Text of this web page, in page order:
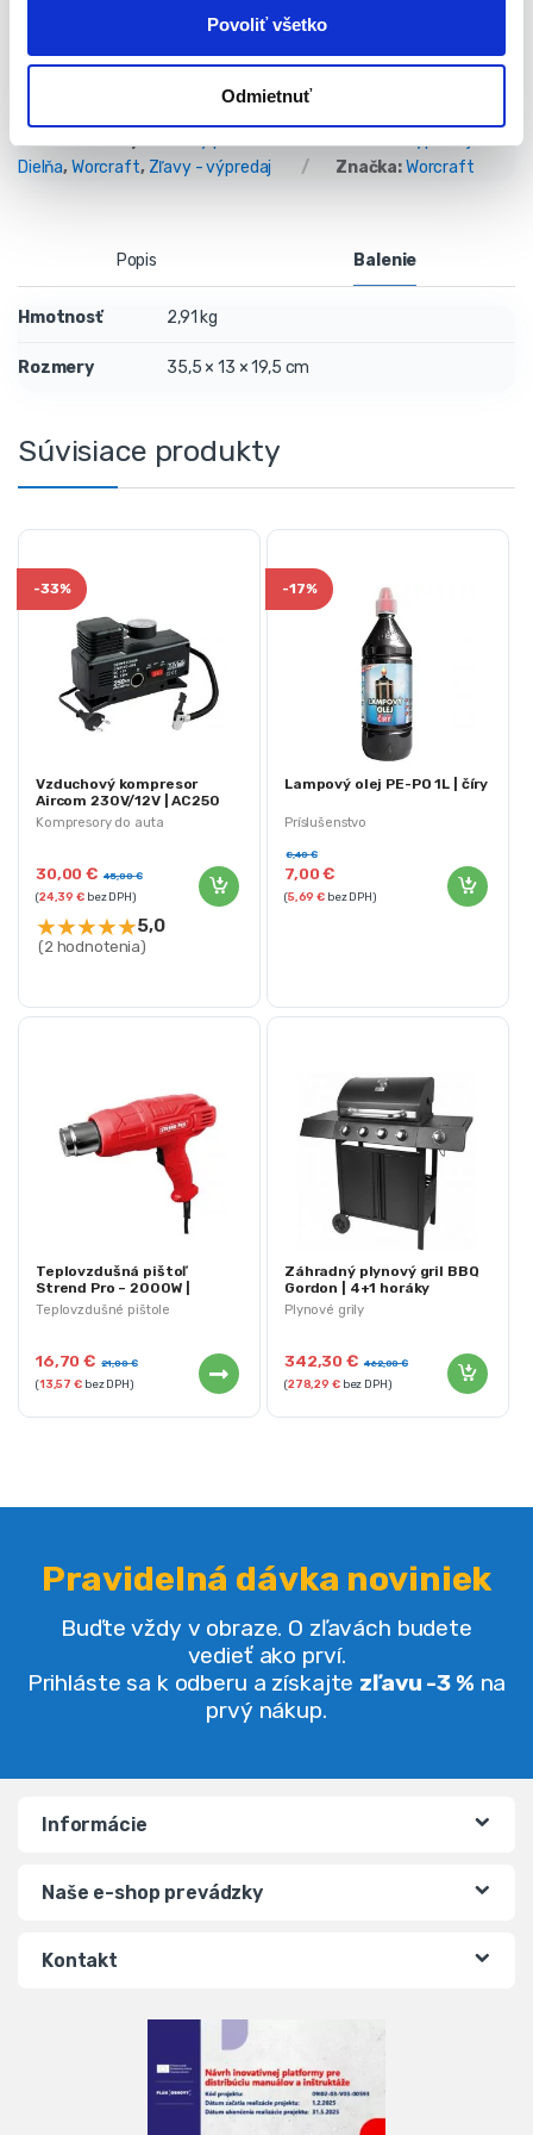
Povoliť všetko
Odmietnuť
Typ napájania: zo siete (230V)
Výrobca: Worcraft
Dielňa,Worcraft, Zľavy - výpredaj Značka:Worcraft
Popis Balenie
Hmotnosť 2,91 kg
Rozmery 35,5 × 13 × 19,5 cm
Súvisiace produkty
Kompresory do auta
-33%
Vzduchový kompresor
Aircom 230V/12V | AC250
30,00€ 45,00€
(24,39€bez DPH)
★★★★★5,0
(2 hodnotenia)
Príslušenstvo
-17%
Lampový olej PE-PO 1L | číry
7,00€
8,40€
(5,69€ bez DPH)
Teplovzdušné pištole
Teplovzdušná pištoľ
Strend Pro – 2000W |
HAG004
16,70€ 21,00€
(13,57€bez DPH)
Plynové grily
Záhradný plynový gril BBQ
Gordon | 4+1 horáky
342,30€ 462,00€
(278,29 €bez DPH)
Pravidelná dávka noviniek
Buďte vždy v obraze. O zľavách budete
vedieť ako prví.
Prihláste sa k odberu a získajte zľavu -3 % na
prvý nákup.
Informácie
Naše e-shop prevádzky
Kontakt